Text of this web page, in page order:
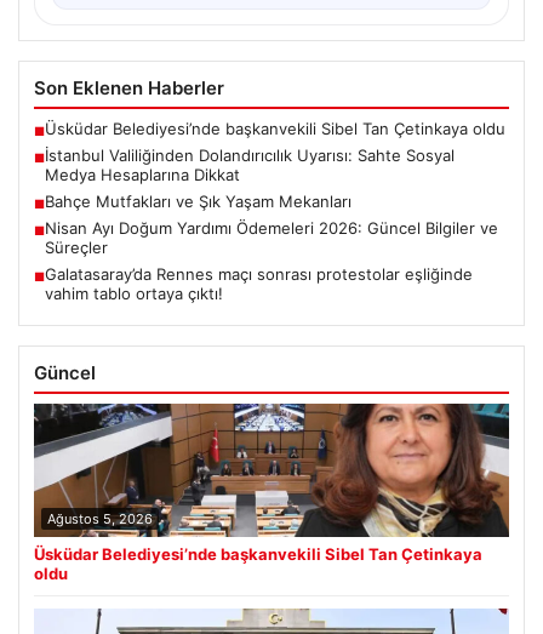
Son Eklenen Haberler
■Üsküdar Belediyesi’nde başkanvekili Sibel Tan Çetinkaya oldu
■İstanbul Valiliğinden Dolandırıcılık Uyarısı: Sahte Sosyal
Medya Hesaplarına Dikkat
■Bahçe Mutfakları ve Şık Yaşam Mekanları
■Nisan Ayı Doğum Yardımı Ödemeleri 2026: Güncel Bilgiler ve
Süreçler
■Galatasaray’da Rennes maçı sonrası protestolar eşliğinde
vahim tablo ortaya çıktı!
Güncel
Ağustos 5, 2026
Üsküdar Belediyesi’nde başkanvekili Sibel Tan Çetinkaya
oldu